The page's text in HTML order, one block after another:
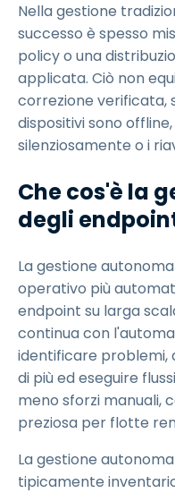
Nella gestione
successo è spesso
policy o una
applicata. Ciò non
correzione verificata,
dispositivi sono
silenziosamente o i
Che cos'è la
degli
La gestione
operativo più
endpoint su larga
continua con
identificare problemi,
di più ed eseguire
meno sforzi manuali,
preziosa per flotte
La gestione
tipicamente